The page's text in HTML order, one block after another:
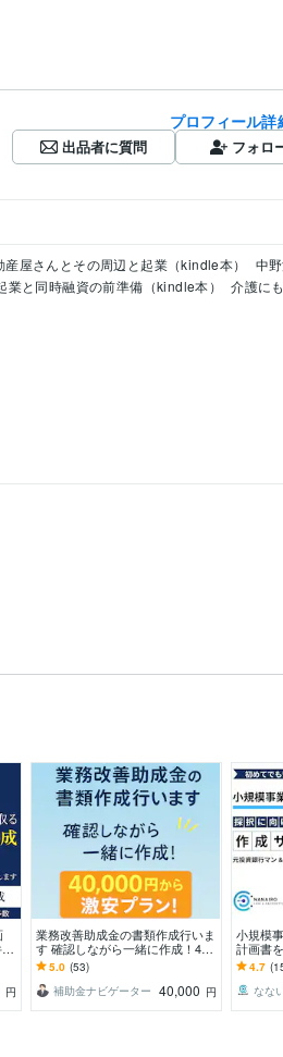
プロフィール詳
出品者に質問 フォロ
産屋さんとその周辺と起業（kindle本）
中
業と同時融資の前準備（kindle本）
介護に
円
業務改善助成金の書類作成行いま
す 確認しながら一緒に作成！40,
000円の激安プラン！
5.0 (53)
補助金ナビゲーター 40,000 円
小規模
計画書
投資銀
計画書の
4.7